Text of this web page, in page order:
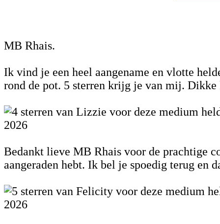
MB Rhais.
Ik vind je een heel aangename en vlotte
rond de pot. 5 sterren krijg je van mij.
2026
Bedankt lieve MB Rhais voor de prachtige
aangeraden hebt. Ik bel je spoedig terug en
2026